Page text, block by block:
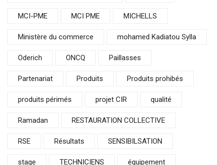
MCI-PME MCI PME MICHELLS
Ministère du commerce mohamed Kadiatou Sylla
Oderich ONCQ Paillasses
Partenariat Produits Produits prohibés
produits périmés projet CIR qualité
Ramadan RESTAURATION COLLECTIVE
RSE Résultats SENSIBILSATION
stage TECHNICIENS équipement